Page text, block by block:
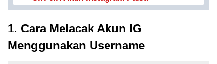
1. Cara Melacak Akun IG
Menggunakan Username